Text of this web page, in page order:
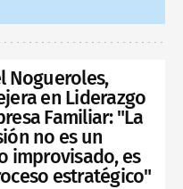
Nogueroles,
en Liderazgo
Familiar: "La
no es un
improvisado, es
estratégico"